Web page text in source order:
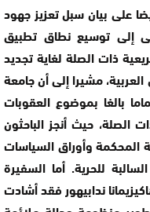
على بيان سبل تعزيز جهود
إلى توسيع نطاق تطبيق
ذات الصلة لغاية تجديد
العربية، مشيرا إلى أن جامعة
بالغا بموضوع العقوبات
الصلة، حيث أنجز الباحثون
المحكمة وأوراق السياسات
للحرية. أما السفيرة
ندابيهور فقد أشادت